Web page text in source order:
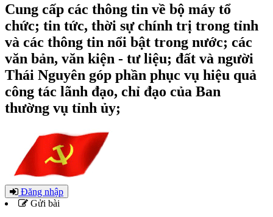
Cung cấp các thông tin về bộ máy tổ
chức; tin tức, thời sự chính trị trong tỉnh
và các thông tin nổi bật trong nước; các
văn bản, văn kiện - tư liệu; đất và người
Thái Nguyên góp phần phục vụ hiệu quả
công tác lãnh đạo, chỉ đạo của Ban
thường vụ tỉnh ủy;
Đăng nhập
Gửi bài